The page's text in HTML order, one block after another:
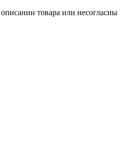
товара или несогласны